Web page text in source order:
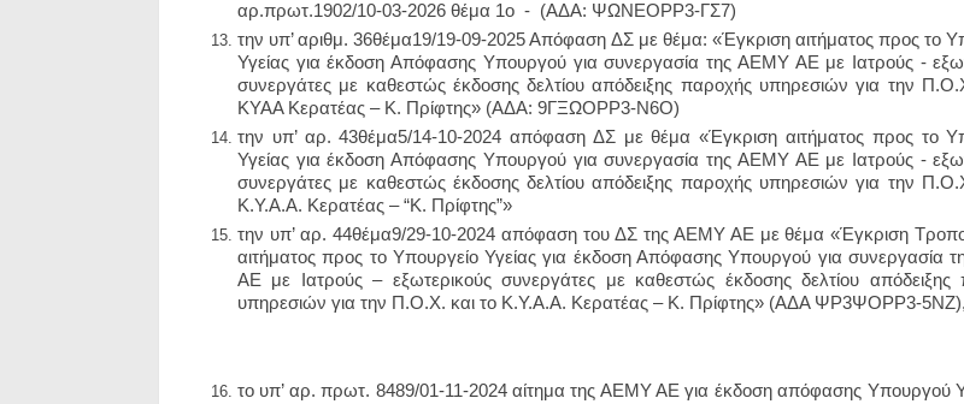
αρ.πρωτ.1902/10-03-2026 θέμα 1ο - (ΑΔΑ: ΨΩΝΕΟΡΡ3-ΓΣ7)
την υπ’ αριθμ. 36θέμα19/19-09-2025 Απόφαση ΔΣ με θέμα: «Έγκριση αιτήματος προς το
Υγείας για έκδοση Απόφασης Υπουργού για συνεργασία της ΑΕΜΥ ΑΕ με Ιατρούς -
συνεργάτες με καθεστώς έκδοσης δελτίου απόδειξης παροχής υπηρεσιών για την
ΚΥΑΑ Κερατέας – Κ. Πρίφτης» (ΑΔΑ: 9ΓΞΩΟΡΡ3-Ν6Ο)
την υπ’ αρ. 43θέμα5/14-10-2024 απόφαση ΔΣ με θέμα «Έγκριση αιτήματος προς το
Υγείας για έκδοση Απόφασης Υπουργού για συνεργασία της ΑΕΜΥ ΑΕ με Ιατρούς -
συνεργάτες με καθεστώς έκδοσης δελτίου απόδειξης παροχής υπηρεσιών για την
Κ.Υ.Α.Α. Κερατέας – “Κ. Πρίφτης”»
την υπ’ αρ. 44θέμα9/29-10-2024 απόφαση του ΔΣ της ΑΕΜΥ ΑΕ με θέμα «Έγκριση
αιτήματος προς το Υπουργείο Υγείας για έκδοση Απόφασης Υπουργού για συνεργασία
ΑΕ με Ιατρούς – εξωτερικούς συνεργάτες με καθεστώς έκδοσης δελτίου απόδειξης
υπηρεσιών για την Π.Ο.Χ. και το Κ.Υ.Α.Α. Κερατέας – Κ. Πρίφτης» (ΑΔΑ ΨΡ3ΨΟΡΡ3-5ΝΖ),
το υπ’ αρ. πρωτ. 8489/01-11-2024 αίτημα της ΑΕΜΥ ΑΕ για έκδοση απόφασης Υπουργού